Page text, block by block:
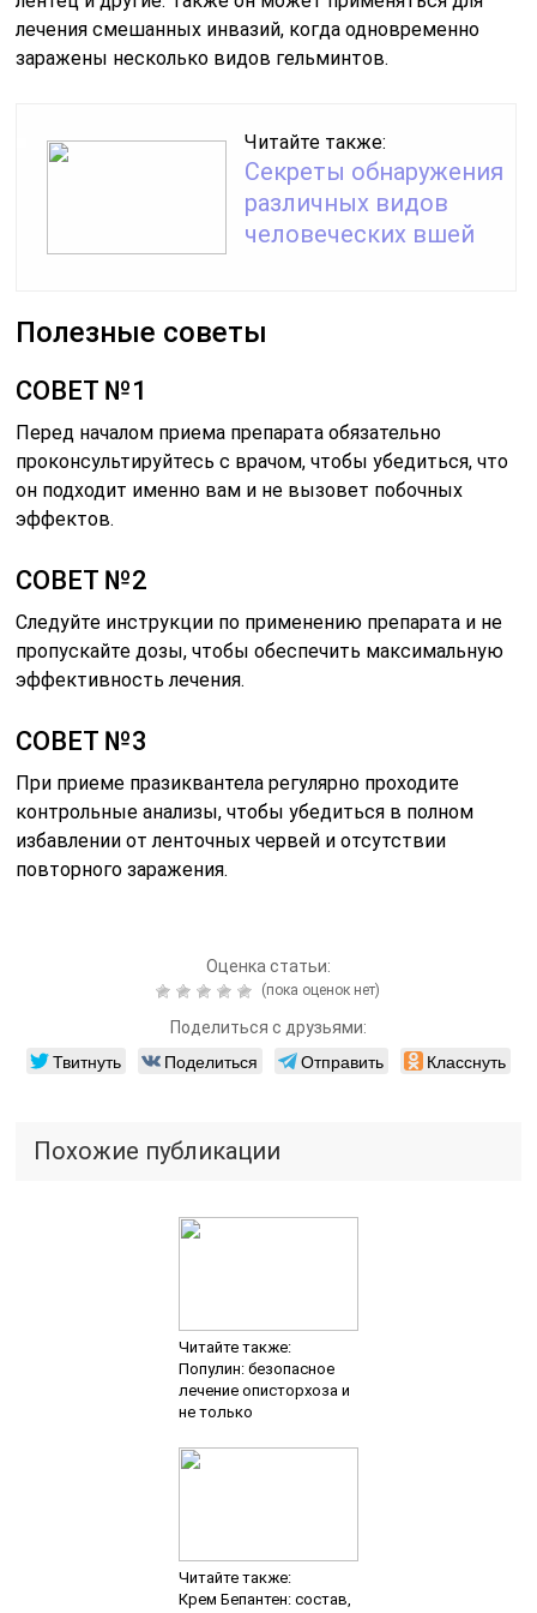
лечения смешанных инвазий, когда одновременно
заражены несколько видов гельминтов.
Читайте также:
Секреты обнаружения
различных видов
человеческих вшей
Полезные советы
СОВЕТ №1
Перед началом приема препарата обязательно
проконсультируйтесь с врачом, чтобы убедиться, что
он подходит именно вам и не вызовет побочных
эффектов.
СОВЕТ №2
Следуйте инструкции по применению препарата и не
пропускайте дозы, чтобы обеспечить максимальную
эффективность лечения.
СОВЕТ №3
При приеме празиквантела регулярно проходите
контрольные анализы, чтобы убедиться в полном
избавлении от ленточных червей и отсутствии
повторного заражения.
Оценка статьи:
(пока оценок нет)
Поделиться с друзьями:
Твитнуть Поделиться Отправить Класснуть
Похожие публикации
Читайте также:
Популин: безопасное
лечение описторхоза и
не только
Читайте также:
Крем Бепантен: состав,